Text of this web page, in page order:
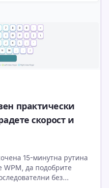
практически
скорост и
15-минутна рутина
WPM, да подобрите
без